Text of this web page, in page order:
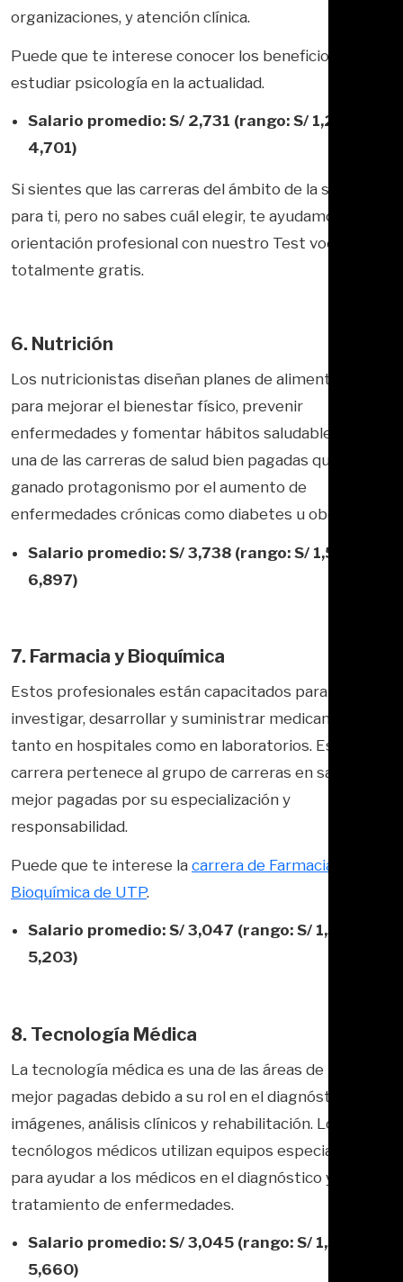
organizaciones, y atención clínica.
Puede que te interese conocer los beneficios de
estudiar psicología en la actualidad.
Salario promedio: S/ 2,731 (rango: S/ 1,200 – S/
4,701)
Si sientes que las carreras del ámbito de la salud son
para ti, pero no sabes cuál elegir, te ayudamos en tu
orientación profesional con nuestro Test vocacional
totalmente gratis.
6. Nutrición
Los nutricionistas diseñan planes de alimentación
para mejorar el bienestar físico, prevenir
enfermedades y fomentar hábitos saludables. Es
una de las carreras de salud bien pagadas que ha
ganado protagonismo por el aumento de
enfermedades crónicas como diabetes u obesidad.
Salario promedio: S/ 3,738 (rango: S/ 1,500 – S/
6,897)
7. Farmacia y Bioquímica
Estos profesionales están capacitados para
investigar, desarrollar y suministrar medicamentos,
tanto en hospitales como en laboratorios. Esta
carrera pertenece al grupo de carreras en salud
mejor pagadas por su especialización y
responsabilidad.
Puede que te interese la carrera de Farmacia y
Bioquímica de UTP.
Salario promedio: S/ 3,047 (rango: S/ 1,300 – S/
5,203)
8. Tecnología Médica
La tecnología médica es una de las áreas de la salud
mejor pagadas debido a su rol en el diagnóstico por
imágenes, análisis clínicos y rehabilitación. Los
tecnólogos médicos utilizan equipos especializados
para ayudar a los médicos en el diagnóstico y
tratamiento de enfermedades.
Salario promedio: S/ 3,045 (rango: S/ 1,300 – S/
5,660)